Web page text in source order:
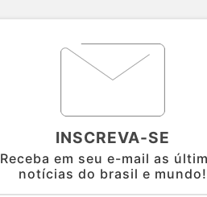
INSCREVA-SE
Receba em seu e-mail as
notícias do brasil e mundo!